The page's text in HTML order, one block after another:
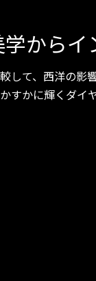
から
して、西洋の影
すかに輝くダイ